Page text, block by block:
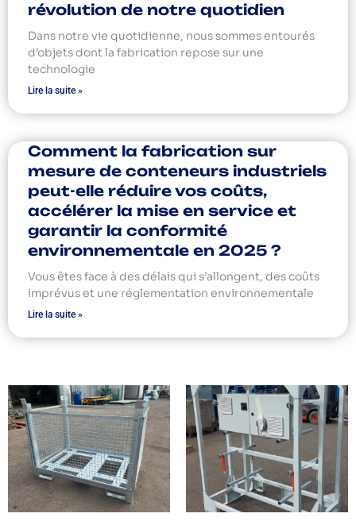
révolution de notre quotidien
Dans notre vie quotidienne, nous sommes entourés
d’objets dont la fabrication repose sur une
technologie
Lire la suite »
Comment la fabrication sur
mesure de conteneurs industriels
peut-elle réduire vos coûts,
accélérer la mise en service et
garantir la conformité
environnementale en 2025 ?
Vous êtes face à des délais qui s’allongent, des coûts
imprévus et une réglementation environnementale
Lire la suite »